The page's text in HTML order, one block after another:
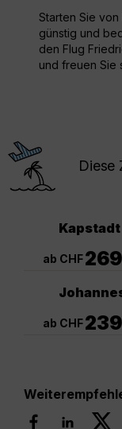
Starten Sie
günstig und
den Flug
und freuen Sie
Diese
Kapstadt
ab CHF269
ab CHF239